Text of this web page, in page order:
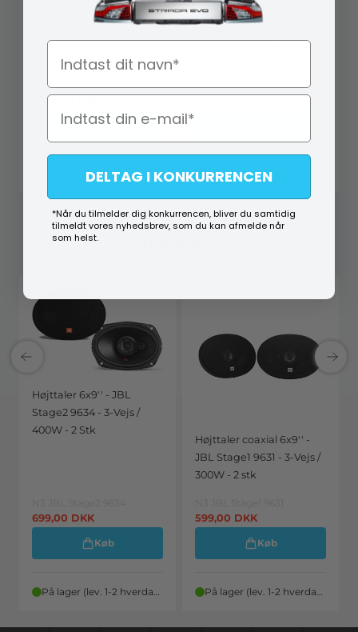
120x45x65 cm
AMA B0855G16MF
1.399,00
Køb
På lager (lev. 1-2 hverdage)
RMD910DAB-CMR med
RMD910DAB-CMR
Højttaler 6x9'' - JBL
Stage2 9634 - 3-Vejs /
400W - 2 Stk
699,00 DKK
Køb
På lager (lev. 1-2 hverdage)
Højttaler coaxial 6x9'' -
JBL Stage1 9631 - 3-Vejs /
300W - 2 stk
599,00 DKK
Køb
På lager (lev. 1-2 hverdage)
DELTAG I KONKURRENCEN
*Når du tilmelder dig konkurrencen, bliver du samtidig
tilmeldt vores nyhedsbrev, som du kan afmelde når
som helst.